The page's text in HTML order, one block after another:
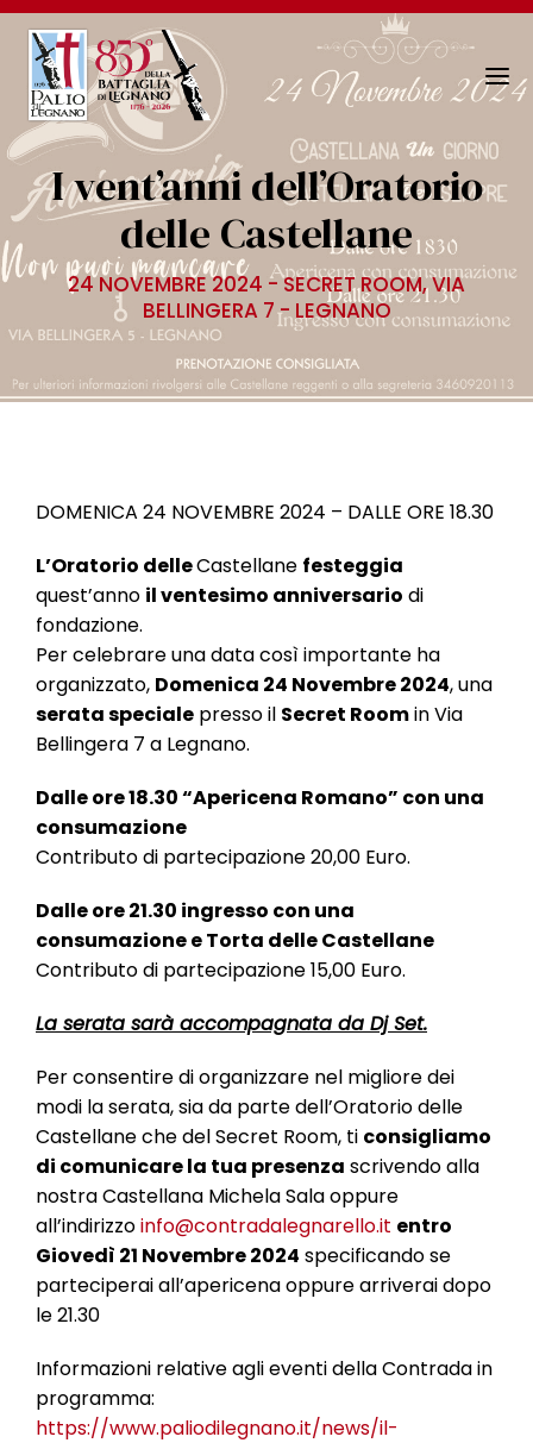
N
z
o
e
I vent’anni dell’Oratorio
delle Castellane
24 NOVEMBRE 2024 - SECRET ROOM, VIA
BELLINGERA 7 - LEGNANO
DOMENICA 24 NOVEMBRE 2024 – DALLE ORE 18.30
L’Oratorio delleCastellane festeggia
quest’anno il ventesimo anniversario di
fondazione.
Per celebrare una data così importante ha
organizzato, Domenica 24 Novembre 2024, una
serata speciale presso il Secret Roomin Via
Bellingera 7 a Legnano.
Dalle ore 18.30 “Apericena Romano” con una
consumazione
Contributo di partecipazione 20,00 Euro.
Dalle ore 21.30 ingresso con una
consumazione e Torta delle Castellane
Contributo di partecipazione 15,00 Euro.
La serata sarà accompagnata da Dj Set.
Per consentire di organizzare nel migliore dei
modi la serata, sia da parte dell’Oratorio delle
Castellane che del Secret Room, ti consigliamo
di comunicare la tua presenza scrivendo alla
nostra Castellana Michela Sala oppure
all’indirizzoinfo@contradalegnarello.it entro
Giovedì 21 Novembre 2024 specificando se
parteciperai all’apericena oppure arriverai dopo
le 21.30
Informazioni relative agli eventi della Contrada in
programma:
https://www.paliodilegnano.it/news/il-